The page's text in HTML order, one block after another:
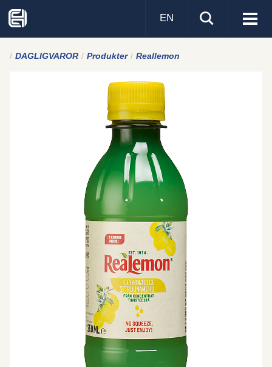
Visa
EN
DAGLIGVAROR Produkter Reallemon